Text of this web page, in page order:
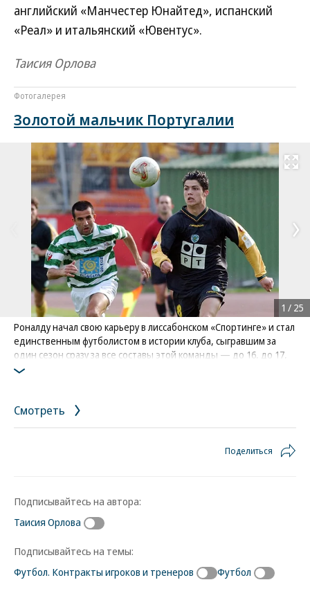
английский «Манчестер Юнайтед», испанский
«Реал» и итальянский «Ювентус».
Таисия Орлова
Фотогалерея
Золотой мальчик Португалии
Развернуть
Роналду начал свою карьеру в лиссабонском «Спортинге» и стал
единственным футболистом в истории клуба, сыгравшим за
один сезон сразу за все составы этой команды — до 16, до 17,
до 18 лет, резервный и основной
1 / 25
Смотреть
Поделиться
Подписывайтесь на автора:
Таисия Орлова
Подписывайтесь на темы:
Футбол. Контракты игроков и тренеров
Футбол